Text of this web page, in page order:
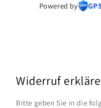
Powered by
Widerruf
Bitte geben Sie in die